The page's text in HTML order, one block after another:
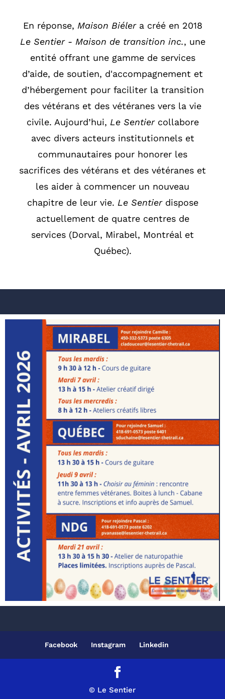
En réponse, Maison Biélera créé en 2018
Le Sentier - Maison de transition inc., une
entité offrant une gamme de services
d’aide, de soutien, d'accompagnement et
d’hébergement pour faciliter la transition
des vétérans et des vétéranes vers la vie
civile. Aujourd’hui, Le Sentiercollabore
avec divers acteurs institutionnels et
communautaires pour honorer les
sacrifices des vétérans et des vétéranes et
les aider à commencer un nouveau
chapitre de leur vie. Le Sentierdispose
actuellement de quatre centres de
services (Dorval, Mirabel, Montréal et
Québec).
Facebook Instagram Linkedin
© Le Sentier